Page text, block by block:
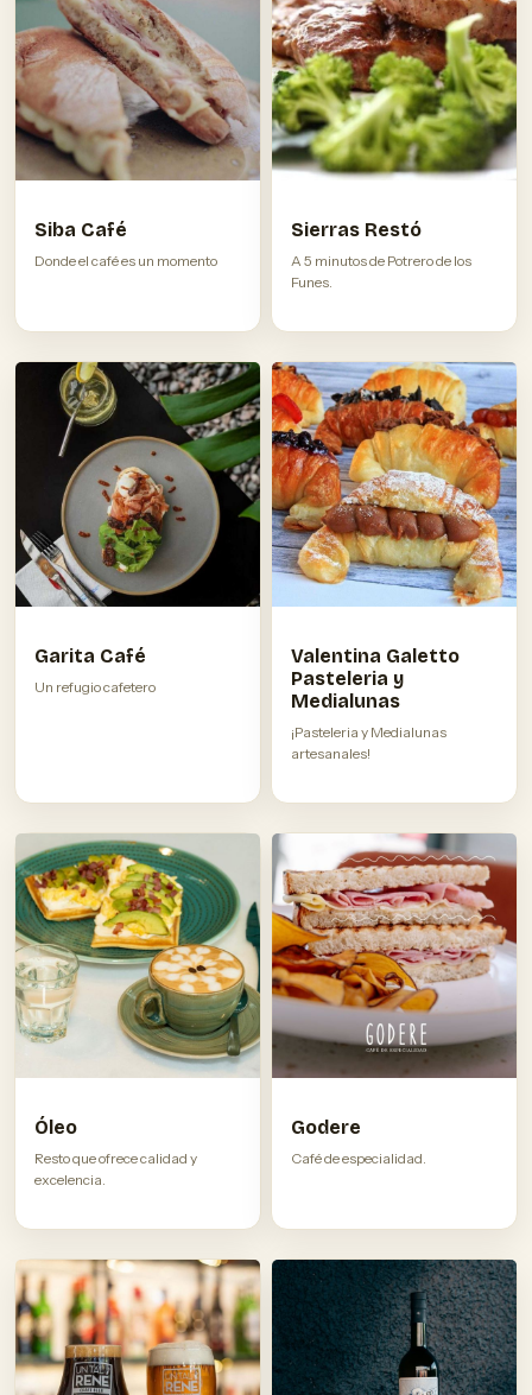
Siba Café
Donde el café es un momento
Sierras Restó
A 5 minutos de Potrero de los
Funes.
Garita Café
Un refugio cafetero
Valentina Galetto
Pasteleria y
Medialunas
¡Pasteleria y Medialunas
artesanales!
Óleo
Resto que ofrece calidad y
excelencia.
Godere
Café de especialidad.